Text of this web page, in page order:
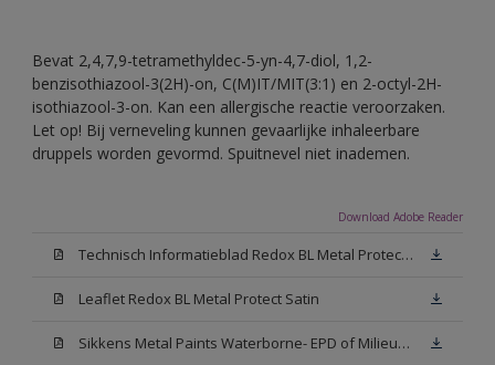
Bevat 2,4,7,9-tetramethyldec-5-yn-4,7-diol, 1,2-
benzisothiazool-3(2H)-on, C(M)IT/MIT(3:1) en 2-octyl-2H-
isothiazool-3-on. Kan een allergische reactie veroorzaken.
Let op! Bij verneveling kunnen gevaarlijke inhaleerbare
druppels worden gevormd. Spuitnevel niet inademen.
Download Adobe Reader
Technisch Informatieblad Redox BL Metal Protect (PDF)
Leaflet Redox BL Metal Protect Satin
Sikkens Metal Paints Waterborne- EPD of Milieuproductverklaring